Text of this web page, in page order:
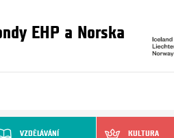
EHP a Norska
VZDĚLÁVÁNÍ KULTURA